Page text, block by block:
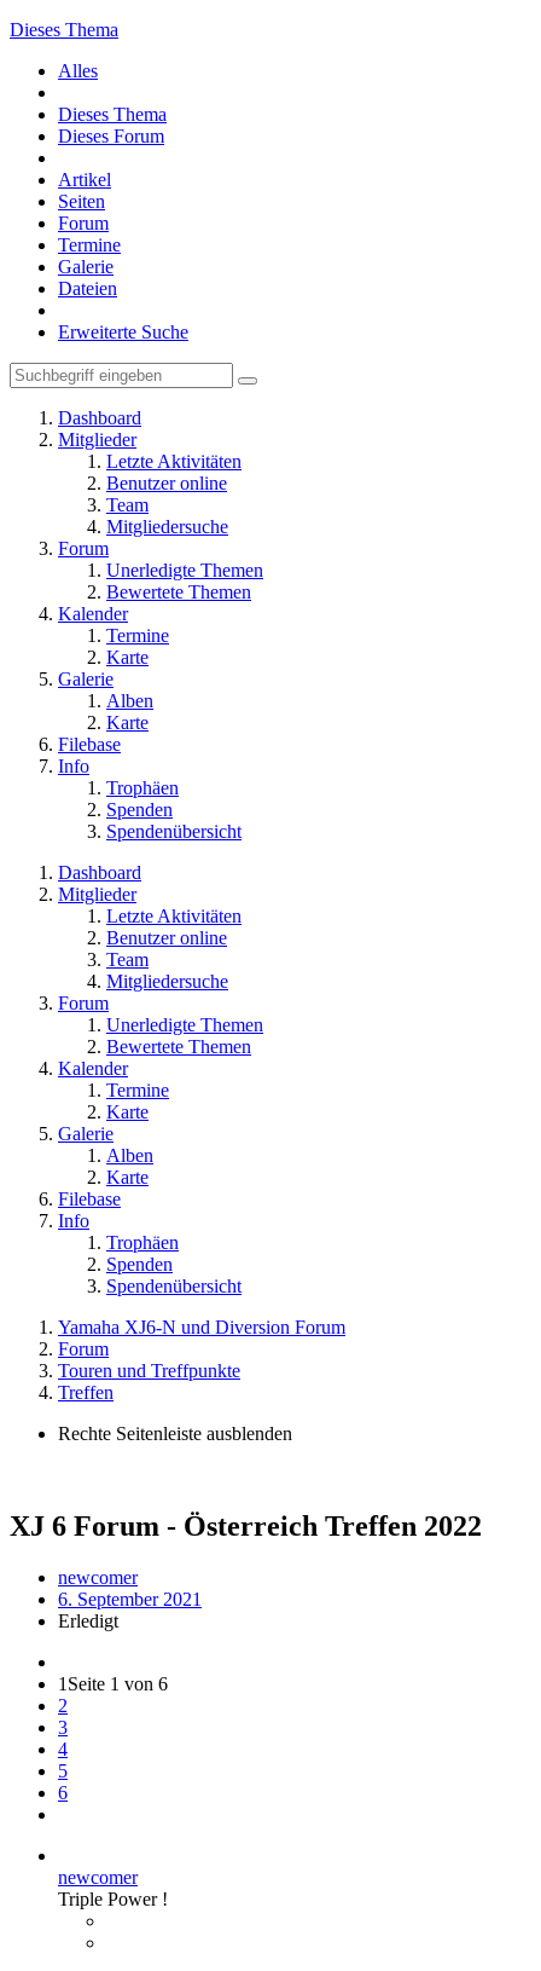
Dieses Thema
Alles
Dieses Thema
Dieses Forum
Artikel
Seiten
Forum
Termine
Galerie
Dateien
Erweiterte Suche
Dashboard
Mitglieder
Letzte Aktivitäten
Benutzer online
Team
Mitgliedersuche
Forum
Unerledigte Themen
Bewertete Themen
Kalender
Termine
Karte
Galerie
Alben
Karte
Filebase
Info
Trophäen
Spenden
Spendenübersicht
Dashboard
Mitglieder
Letzte Aktivitäten
Benutzer online
Team
Mitgliedersuche
Forum
Unerledigte Themen
Bewertete Themen
Kalender
Termine
Karte
Galerie
Alben
Karte
Filebase
Info
Trophäen
Spenden
Spendenübersicht
Yamaha XJ6-N und Diversion Forum
Forum
Touren und Treffpunkte
Treffen
Rechte Seitenleiste ausblenden
XJ 6 Forum - Österreich Treffen 2022
newcomer
6. September 2021
Erledigt
1 Seite 1 von 6
2
3
4
5
6
newcomer
Triple Power !